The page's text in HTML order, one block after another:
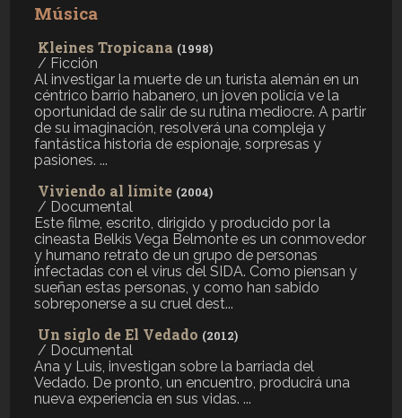
Música
Kleines Tropicana (1998)
/ Ficción
Al investigar la muerte de un turista alemán en un
céntrico barrio habanero, un joven policía ve la
oportunidad de salir de su rutina mediocre. A partir
de su imaginación, resolverá una compleja y
fantástica historia de espionaje, sorpresas y
pasiones. ...
Viviendo al límite (2004)
/ Documental
Este filme, escrito, dirigido y producido por la
cineasta Belkis Vega Belmonte es un conmovedor
y humano retrato de un grupo de personas
infectadas con el virus del SIDA. Como piensan y
sueñan estas personas, y como han sabido
sobreponerse a su cruel dest...
Un siglo de El Vedado (2012)
/ Documental
Ana y Luis, investigan sobre la barriada del
Vedado. De pronto, un encuentro, producirá una
nueva experiencia en sus vidas. ...